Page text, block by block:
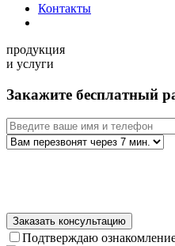
Контакты
продукция
и услуги
Закажите бесплатный
Подтверждаю